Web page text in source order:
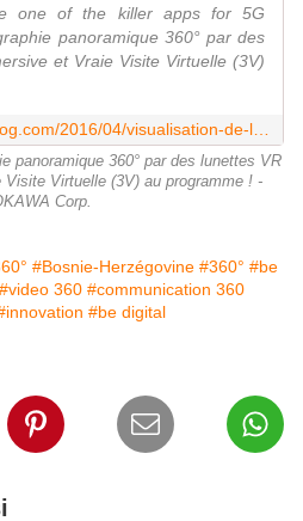
one of the killer apps for 5G
panoramique 360° par des
et Vraie Visite Virtuelle (3V)
panoramique 360° par des lunettes VR
Virtuelle (3V) au programme ! -
Corp.
#Bosnie-Herzégovine #360° #be
#video 360 #communication 360
#be digital